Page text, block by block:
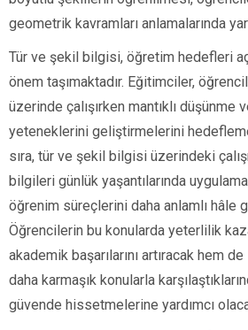
geometrik kavramları anlamalarında
Tür ve şekil bilgisi, öğretim hedefleri
önem taşımaktadır. Eğitimciler,
üzerinde çalışırken mantıklı düşünme
yeteneklerini geliştirmelerini
sıra, tür ve şekil bilgisi üzerindeki
bilgileri günlük yaşantılarında
öğrenim süreçlerini daha anlamlı hâle
Öğrencilerin bu konularda yeterlilik
akademik başarılarını artıracak hem
daha karmaşık konularla
güvende hissetmelerine yardımcı